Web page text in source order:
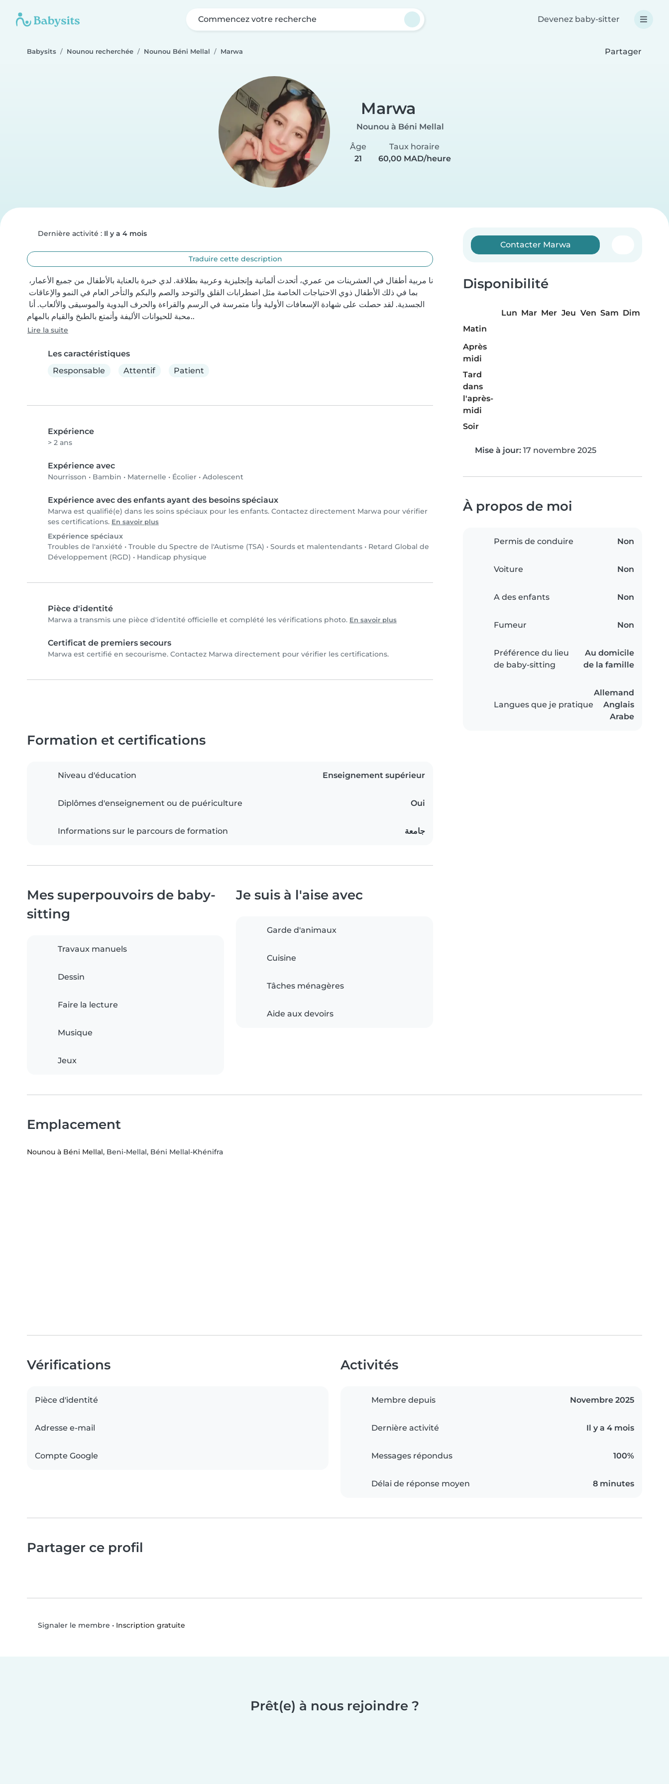
Commencez votre recherche Devenez baby-sitter
Babysits Nounou recherchée Nounou Béni Mellal Marwa Partager
Marwa
Nounou à Béni Mellal
Âge
21
Taux horaire
60,00 MAD/heure
Dernière activité : Il y a 4 mois
Traduire cette description
محبة للحيوانات الأليفة وأتمتع بالطبخ والقيام بالمهام..
Lire la suite
Les caractéristiques
Responsable
Attentif Patient
Expérience
> 2 ans
Expérience avec
Nourrisson • Bambin • Maternelle • Écolier • Adolescent
Expérience avec des enfants ayant des besoins spéciaux
Marwa est qualifié(e) dans les soins spéciaux pour les enfants. Contactez directement Marwa pour vérifier
ses certifications. En savoir plus
Expérience spéciaux
Troubles de l'anxiété • Trouble du Spectre de l'Autisme (TSA) • Sourds et malentendants • Retard Global de
Développement (RGD) • Handicap physique
Pièce d'identité
Marwa a transmis une pièce d'identité officielle et complété les vérifications photo. En savoir plus
Certificat de premiers secours
Marwa est certifié en secourisme. Contactez Marwa directement pour vérifier les certifications.
Contacter Marwa
Disponibilité
Lun Mar Mer Jeu Ven Sam Dim
Matin
Après
midi
Tard
dans
l'après-
midi
Soir
Mise à jour: 17 novembre 2025
À propos de moi
Permis de conduire Non
Voiture Non
A des enfants Non
Fumeur Non
Préférence du lieu
de baby-sitting
Au domicile
de la famille
Langues que je pratique
Allemand
Anglais
Arabe
Formation et certifications
Niveau d'éducation Enseignement supérieur
Diplômes d'enseignement ou de puériculture Oui
Informations sur le parcours de formation جامعة
Mes superpouvoirs de baby-
sitting
Travaux manuels
Dessin
Faire la lecture
Musique
Jeux
Je suis à l'aise avec
Garde d'animaux
Cuisine
Tâches ménagères
Aide aux devoirs
Emplacement
Nounou à Béni Mellal, Beni-Mellal, Béni Mellal-Khénifra
Vérifications
Pièce d'identité
Adresse e-mail
Compte Google
Activités
Membre depuis Novembre 2025
Dernière activité Il y a 4 mois
Messages répondus 100%
Délai de réponse moyen 8 minutes
Partager ce profil
Signaler le membre • Inscription gratuite
Prêt(e) à nous rejoindre ?